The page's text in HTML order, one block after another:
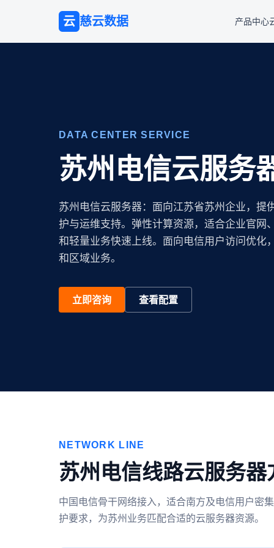
云 慈云数据 产品中心
DATA CENTER SERVICE
苏州电信云服务
苏州电信云服务器：面向江苏省苏州企业，提
护与运维支持。弹性计算资源，适合企业官网
和轻量业务快速上线。面向电信用户访问优化
和区域业务。
立即咨询 查看配置
NETWORK LINE
苏州电信线路云服务器
中国电信骨干网络接入，适合南方及电信用户密
护要求，为苏州业务匹配合适的云服务器资源。